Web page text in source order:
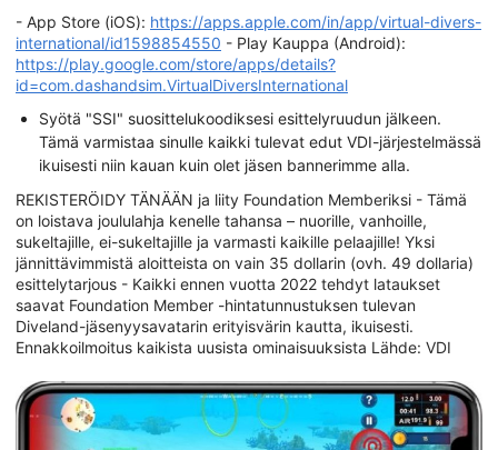
- App Store (iOS): https://apps.apple.com/in/app/virtual-divers-
international/id1598854550 - Play Kauppa (Android):
https://play.google.com/store/apps/details?
id=com.dashandsim.VirtualDiversInternational
Syötä "SSI" suosittelukoodiksesi esittelyruudun jälkeen.
Tämä varmistaa sinulle kaikki tulevat edut VDI-järjestelmässä
ikuisesti niin kauan kuin olet jäsen bannerimme alla.
REKISTERÖIDY TÄNÄÄN ja liity Foundation Memberiksi - Tämä
on loistava joululahja kenelle tahansa – nuorille, vanhoille,
sukeltajille, ei-sukeltajille ja varmasti kaikille pelaajille! Yksi
jännittävimmistä aloitteista on vain 35 dollarin (ovh. 49 dollaria)
esittelytarjous - Kaikki ennen vuotta 2022 tehdyt lataukset
saavat Foundation Member -hintatunnustuksen tulevan
Diveland-jäsenyysavatarin erityisvärin kautta, ikuisesti.
Ennakkoilmoitus kaikista uusista ominaisuuksista Lähde: VDI